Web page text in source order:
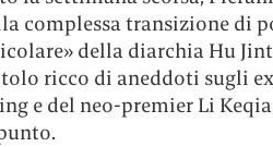
complessa transizione di
della diarchia Hu
ricco di aneddoti sugli
e del neo-premier Li